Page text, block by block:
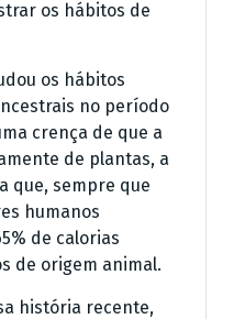
os hábitos de
os hábitos
no período
crença de que a
de plantas, a
que, sempre que
humanos
de calorias
de origem animal.
história recente,